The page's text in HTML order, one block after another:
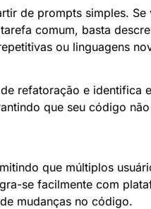
de prompts simples. Se
comum, basta
ou linguagens
refatoração e identifica
que seu código
que múltiplos
se facilmente com
mudanças no código.